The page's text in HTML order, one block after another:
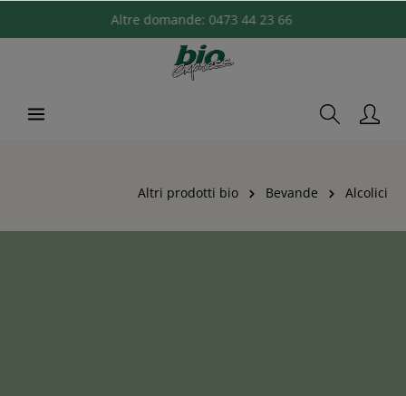
Altre domande: 0473 44 23 66
Altri prodotti bio Bevande Alcolici